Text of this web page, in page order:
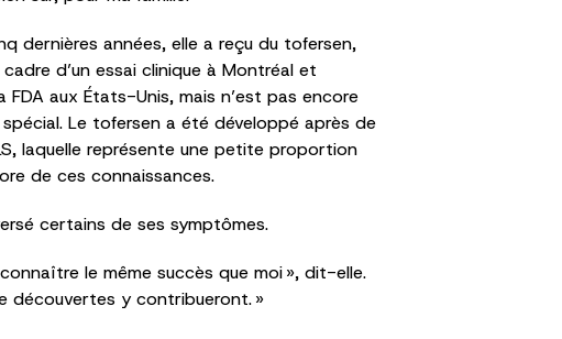
dernières années, elle a reçu du tofersen,
d’un essai clinique à Montréal et
aux États-Unis, mais n’est pas encore
Le tofersen a été développé après de
laquelle représente une petite proportion
de ces connaissances.
certains de ses symptômes.
le même succès que moi », dit-elle.
découvertes y contribueront. »